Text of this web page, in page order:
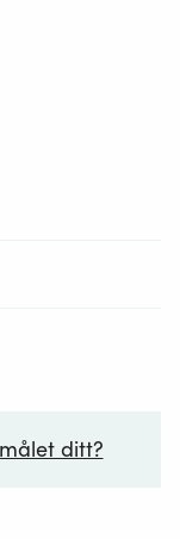
utslipp av
ditt?